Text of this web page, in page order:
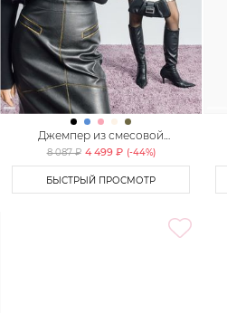
Джемпер из смесовой
вискозы TOPTOP
8 087 ₽ 4 499 ₽ (-44%)
БЫСТРЫЙ ПРОСМОТР